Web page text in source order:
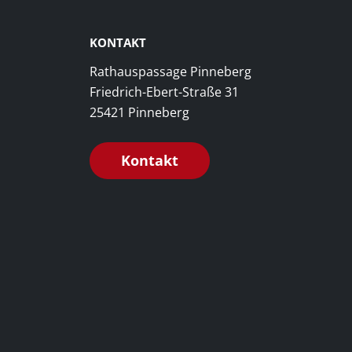
KONTAKT
Rathauspassage Pinneberg
Friedrich-Ebert-Straße 31
25421 Pinneberg
Kontakt